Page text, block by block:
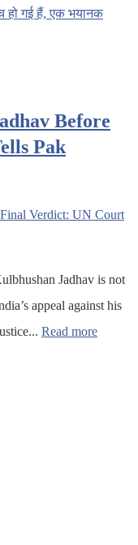
हो गई हैं, एक भयानक
Before
Pak
Jadhav is not
appeal against his
Read more